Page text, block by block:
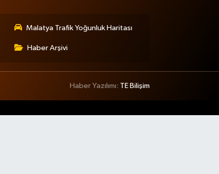
Malatya Trafik Yoğunluk Haritası
Haber Arşivi
Haber Yazılımı: TE Bilişim